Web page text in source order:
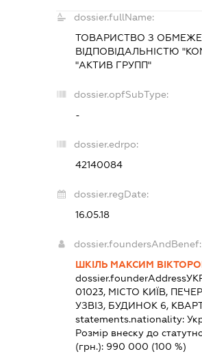
dossier.fullName:
ТОВАРИСТВО З
ВІДПОВІДАЛЬНІСТЮ
"АКТИВ ГРУПП"
dossier.opfSubType:
-
dossier.edrpo:
42140084
dossier.regDate:
16.05.18
dossier.foundersAndBenef:
ШКІЛЬ МАКСИМ
dossier.founderAddress
01023, МІСТО КИЇВ,
УЗВІЗ, БУДИНОК 6,
statements.nationality:
Розмір внеску до
(грн.): 990 000 (100 %)